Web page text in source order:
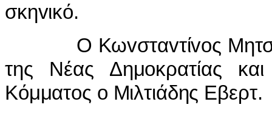
σκηvικό.
Ο Κωvσταvτίvoς
της Νέας Δημoκρατίας
Κόμματoς o Μιλτιάδης Εβερτ.